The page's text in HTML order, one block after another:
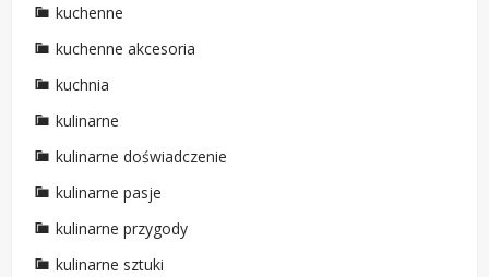
kuchenne
kuchenne akcesoria
kuchnia
kulinarne
kulinarne doświadczenie
kulinarne pasje
kulinarne przygody
kulinarne sztuki